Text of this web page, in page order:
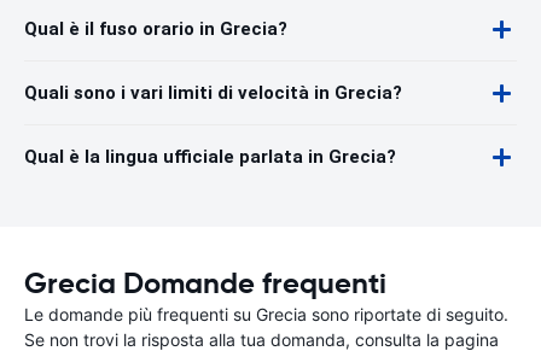
Qual è il fuso orario in Grecia?
Quali sono i vari limiti di velocità in Grecia?
Qual è la lingua ufficiale parlata in Grecia?
Grecia Domande frequenti
Le domande più frequenti su Grecia sono riportate di seguito.
Se non trovi la risposta alla tua domanda, consulta la pagina